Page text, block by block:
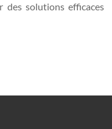
des solutions efficaces